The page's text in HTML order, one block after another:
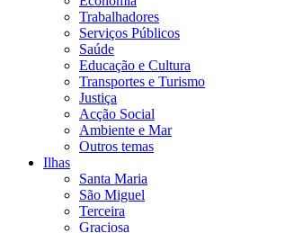
Trabalhadores
Serviços Públicos
Saúde
Educação e Cultura
Transportes e Turismo
Justiça
Acção Social
Ambiente e Mar
Outros temas
Ilhas
Santa Maria
São Miguel
Terceira
Graciosa